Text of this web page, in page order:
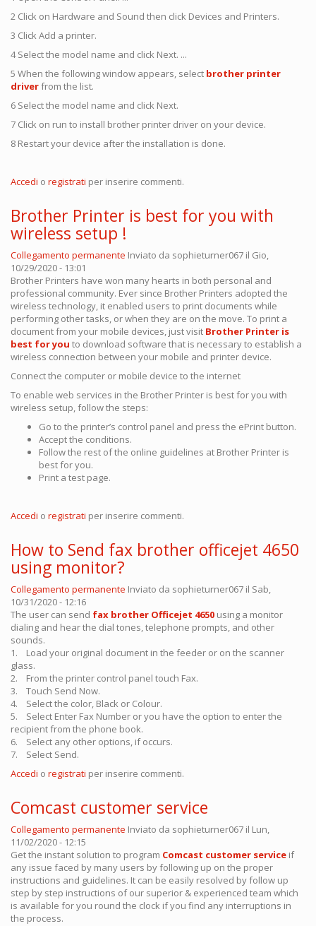
2 Click on Hardware and Sound then click Devices and Printers.
3 Click Add a printer.
4 Select the model name and click Next. ...
5 When the following window appears, select brother printer
driverfrom the list.
6 Select the model name and click Next.
7 Click on run to install brother printer driver on your device.
8 Restart your device after the installation is done.
Accedi o registrati per inserire commenti.
Brother Printer is best for you with
wireless setup !
Collegamento permanente Inviato da sophieturner067 il Gio,
10/29/2020 - 13:01
Brother Printers​ have won many hearts in both personal and
professional community. Ever since Brother Printers​ adopted the
wireless technology, it enabled users to print documents while
performing other tasks, or when they are on the move. To print a
document from your mobile devices, just visit Brother Printer is
best for you to download software that is necessary to establish a
wireless connection between your mobile and printer device.
Connect the computer or mobile device to the internet
To enable web services in the Brother Printer is best for you with
wireless setup, follow the steps:
Go to the printer’s control panel and press the ePrint button.
Accept the conditions.
Follow the rest of the online guidelines at Brother Printer is
best for you​​.
Print a test page.
Accedi o registrati per inserire commenti.
How to Send fax brother officejet 4650
using monitor?
Collegamento permanente Inviato da sophieturner067 il Sab,
10/31/2020 - 12:16
The user can send fax brother Officejet 4650 using a monitor
dialing and hear the dial tones, telephone prompts, and other
sounds.
1. Load your original document in the feeder or on the scanner
glass.
2. From the printer control panel touch Fax.
3. Touch Send Now.
4. Select the color, Black or Colour.
5. Select Enter Fax Number or you have the option to enter the
recipient from the phone book.
6. Select any other options, if occurs.
7. Select Send.
Accedi o registrati per inserire commenti.
Comcast customer service
Collegamento permanente Inviato da sophieturner067 il Lun,
11/02/2020 - 12:15
​Get the instant solution to program Comcast customer service ​ if
any issue faced by many users by following up on the proper
instructions and guidelines. It can be easily resolved by follow up
step by step instructions of our superior & experienced team which
is available for you round the clock if you find any interruptions in
the process.​